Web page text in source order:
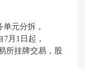
元分拆，
月1日起，
所挂牌交易，股